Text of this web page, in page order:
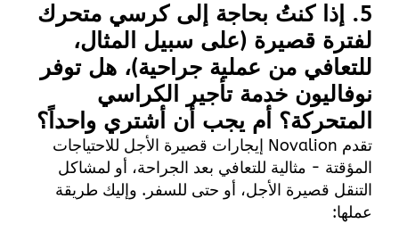
5. إذا كنتُ بحاجة إلى كرسي متحرك
لفترة قصيرة (على سبيل المثال،
للتعافي من عملية جراحية)، هل توفر
نوفاليون خدمة تأجير الكراسي
المتحركة؟ أم يجب أن أشتري واحداً؟
تقدم Novalion إيجارات قصيرة الأجل للاحتياجات
المؤقتة - مثالية للتعافي بعد الجراحة، أو لمشاكل
التنقل قصيرة الأجل، أو حتى للسفر. وإليك طريقة
عملها: